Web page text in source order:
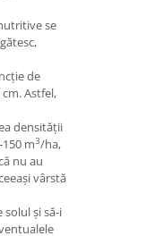
se
de
Astfel,
densității
m3/ha,
nu au
vârstă
solul și să-i